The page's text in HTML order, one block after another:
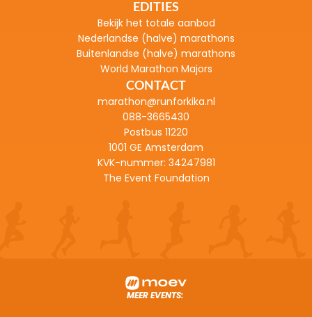
EDITIES
Bekijk het totale aanbod
Nederlandse (halve) marathons
Buitenlandse (halve) marathons
World Marathon Majors
CONTACT
marathon@runforkika.nl
088-3665430
Postbus 11220
1001 GE Amsterdam
KVK-nummer: 34247981
The Event Foundation
MEER EVENTS: